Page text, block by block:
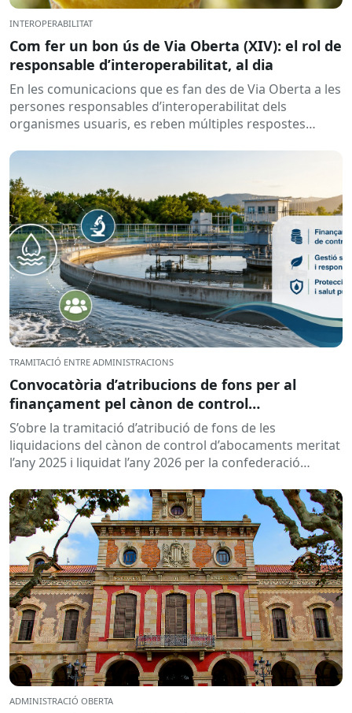
INTEROPERABILITAT
Com fer un bon ús de Via Oberta (XIV): el rol de
responsable d’interoperabilitat, al dia
En les comunicacions que es fan des de Via Oberta a les
persones responsables d’interoperabilitat dels
organismes usuaris, es reben múltiples respostes
TRAMITACIÓ ENTRE ADMINISTRACIONS
Convocatòria d’atribucions de fons per al
finançament pel cànon de control
d’abocaments meritat l’any 2025 i liquidat l’any
2026
S’obre la tramitació d’atribució de fons de les
liquidacions del cànon de control d’abocaments meritat
l’any 2025 i liquidat l’any 2026 per la confederació
ADMINISTRACIÓ OBERTA